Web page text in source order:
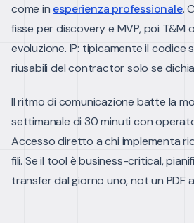
come in esperienza professionale.
fisse per discovery e MVP, poi T&M
evoluzione. IP: tipicamente il codice
riusabili del contractor solo se
Il ritmo di comunicazione batte la
settimanale di 30 minuti con
Accesso diretto a chi implementa
fili. Se il tool è business-critical,
transfer dal giorno uno, not un PDF